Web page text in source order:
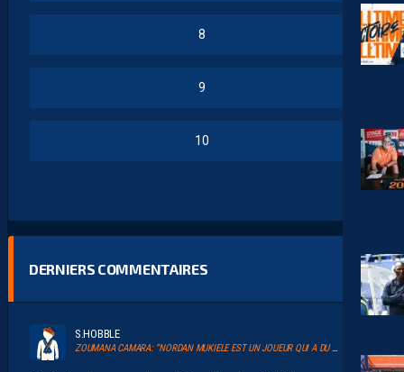
8
9
10
DERNIERS COMMENTAIRES
S.HOBBLE
ZOUMANA CAMARA: “NORDAN MUKIELE EST UN JOUEUR QUI A DU TALENT”